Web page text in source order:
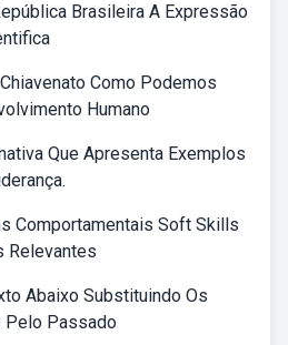
Brasileira A Expressão
Como Podemos
Humano
Que Apresenta Exemplos
Comportamentais Soft Skills
Relevantes
Abaixo Substituindo Os
Pelo Passado